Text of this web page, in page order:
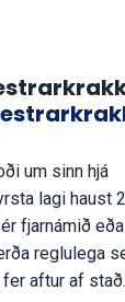
um sinn hjá
lagi haust
fjarnámið
reglulega
aftur af stað.